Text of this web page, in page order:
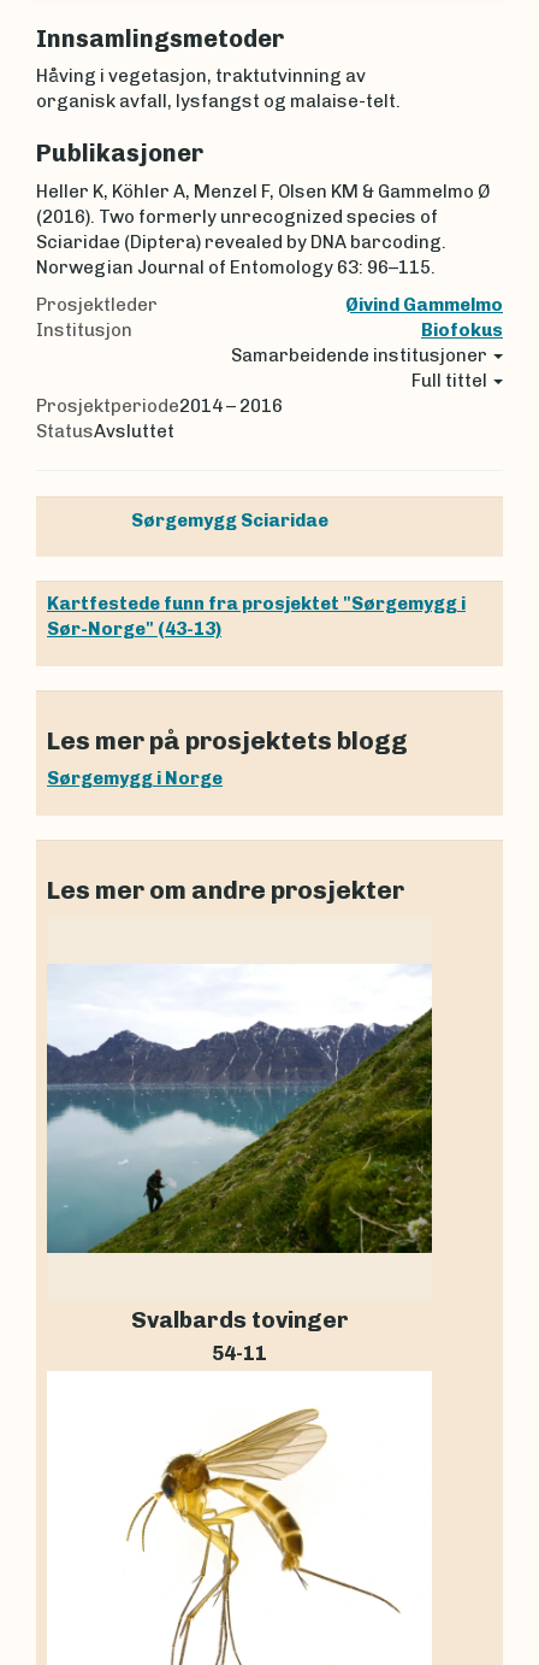
Innsamlingsmetoder
Håving i vegetasjon, traktutvinning av
organisk avfall, lysfangst og malaise-telt.
Publikasjoner
Heller K, Köhler A, Menzel F, Olsen KM & Gammelmo Ø
(2016). Two formerly unrecognized species of
Sciaridae (Diptera) revealed by DNA barcoding.
Norwegian Journal of Entomology 63: 96–115.
Prosjektleder
Øivind Gammelmo
Institusjon
Biofokus
Samarbeidende institusjoner
Full tittel
Prosjektperiode2014 – 2016
StatusAvsluttet
Sørgemygg Sciaridae
Kartfestede funn fra prosjektet "Sørgemygg i
Sør-Norge" (43-13)
Les mer på prosjektets blogg
Sørgemygg i Norge
Les mer om andre prosjekter
Svalbards tovinger
54-11